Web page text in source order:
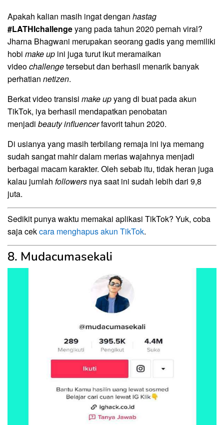
Apakah kalian masih ingat dengan hastag
#LATHIchallengeyang pada tahun 2020 pernah viral?
Jharna Bhagwani merupakan seorang gadis yang memiliki
hobi make up ini juga turut ikut meramaikan
videochallengetersebut dan berhasil menarik banyak
perhatian netizen.
Berkat video transisi make upyang di buat pada akun
TikTok, iya berhasil mendapatkan penobatan
menjadi beauty influencerfavorit tahun 2020.
Di usianya yang masih terbilang remaja ini iya memang
sudah sangat mahir dalam merias wajahnya menjadi
berbagai macam karakter. Oleh sebab itu, tidak heran juga
kalau jumlah followers nya saat ini sudah lebih dari 9,8
juta.
Sedikit punya waktu memakai aplikasi TikTok? Yuk, coba
saja cekcara menghapus akun TikTok.
8. Mudacumasekali